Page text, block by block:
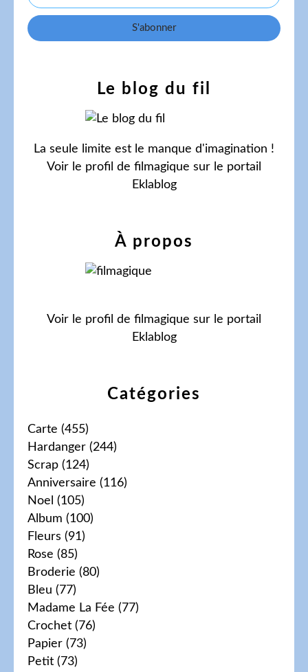
Catégories
Carte (455)
Hardanger (244)
Scrap (124)
Anniversaire (116)
Noel (105)
Album (100)
Fleurs (91)
Rose (85)
Broderie (80)
Bleu (77)
Madame La Fée (77)
Crochet (76)
Papier (73)
Petit (73)
Le blog du fil
La seule limite est le manque d'imagination !
Voir le profil de filmagique sur le portail
Eklablog
À propos
Voir le profil de filmagique sur le portail
Eklablog